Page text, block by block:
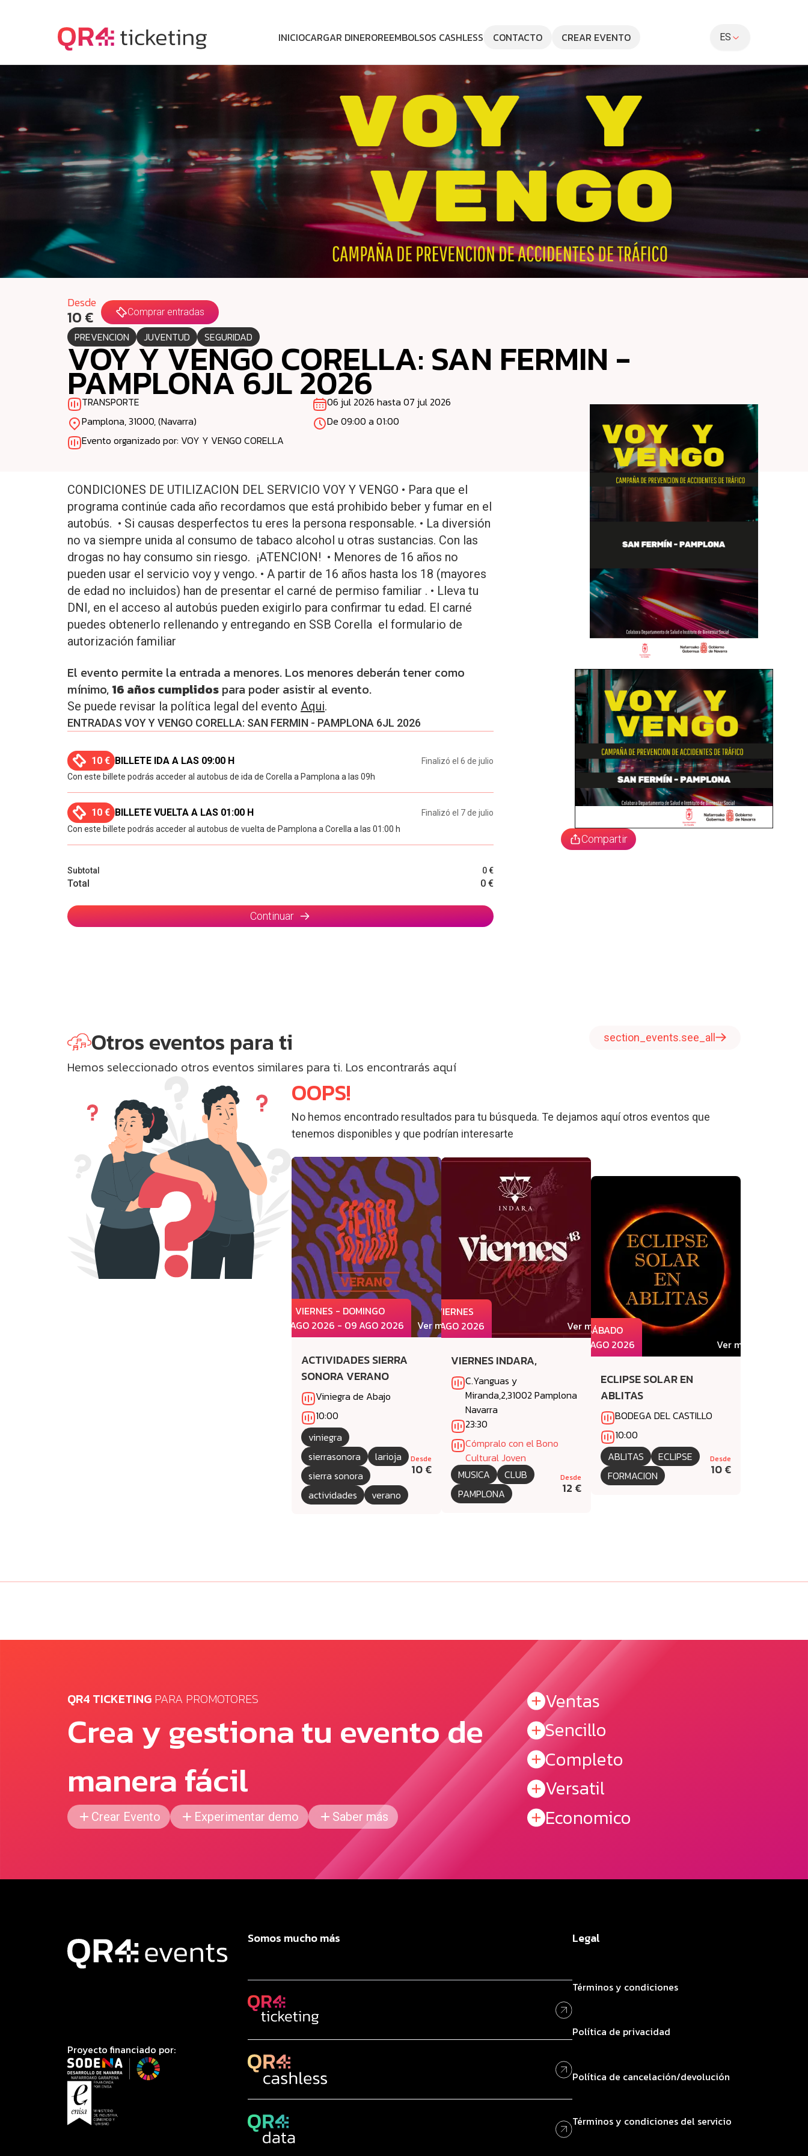
INICIOCARGAR DINEROREEMBOLSOS CASHLESS CONTACTO CREAR EVENTO ES
Desde
10 € Comprar entradas
PREVENCION JUVENTUD SEGURIDAD
VOY Y VENGO CORELLA: SAN FERMIN -
PAMPLONA 6JL 2026
TRANSPORTE
Pamplona, 31000, (Navarra)
Evento organizado por: VOY Y VENGO CORELLA
06 jul 2026 hasta 07 jul 2026
De 09:00 a 01:00
CONDICIONES DE UTILIZACION DEL SERVICIO VOY Y VENGO • Para que el
programa continúe cada año recordamos que está prohibido beber y fumar en el
autobús. • Si causas desperfectos tu eres la persona responsable. • La diversión
no va siempre unida al consumo de tabaco alcohol u otras sustancias. Con las
drogas no hay consumo sin riesgo. ¡ATENCION! • Menores de 16 años no
pueden usar el servicio voy y vengo. • A partir de 16 años hasta los 18 (mayores
de edad no incluidos) han de presentar el carné de permiso familiar . • Lleva tu
DNI, en el acceso al autobús pueden exigirlo para confirmar tu edad. El carné
puedes obtenerlo rellenando y entregando en SSB Corella el formulario de
autorización familiar
El evento permite la entrada a menores. Los menores deberán tener como
mínimo, 16 años cumplidos para poder asistir al evento.
Se puede revisar la política legal del evento Aqui.
ENTRADAS VOY Y VENGO CORELLA: SAN FERMIN - PAMPLONA 6JL 2026
10 € BILLETE IDA A LAS 09:00 H
Finalizó el 6 de julio
Con este billete podrás acceder al autobus de ida de Corella a Pamplona a las 09h
10 € BILLETE VUELTA A LAS 01:00 H
Finalizó el 7 de julio
Con este billete podrás acceder al autobus de vuelta de Pamplona a Corella a las 01:00 h
Subtotal 0 €
Total 0 €
Continuar
Compartir
Otros eventos para ti section_events.see_all
Hemos seleccionado otros eventos similares para ti. Los encontrarás aquí
OOPS!
No hemos encontrado resultados para tu búsqueda. Te dejamos aquí otros eventos que
tenemos disponibles y que podrían interesarte
VIERNES - DOMINGO
07 AGO 2026 - 09 AGO 2026
Ver más
ACTIVIDADES SIERRA
SONORA VERANO
Viniegra de Abajo
10:00
viniegra
sierrasonora
larioja
sierra sonora
actividades
verano
Desde
10 €
VIERNES
07 AGO 2026
Ver más
VIERNES INDARA,
C.Yanguas y
Miranda,2,31002 Pamplona
Navarra
23:30
Cómpralo con el Bono
Cultural Joven
MUSICA
CLUB
PAMPLONA
Desde
12 €
SÁBADO
08 AGO 2026
Ver más
ECLIPSE SOLAR EN
ABLITAS
BODEGA DEL CASTILLO
10:00
ABLITAS
ECLIPSE
FORMACION
Desde
10 €
QR4 TICKETING PARA PROMOTORES
Crea y gestiona tu evento de
manera fácil
Crear Evento Experimentar demo Saber más
Ventas
Sencillo
Completo
Versatil
Economico
Proyecto financiado por:
Somos mucho más Legal
Términos y condiciones
Política de privacidad
Política de cancelación/devolución
Términos y condiciones del servicio